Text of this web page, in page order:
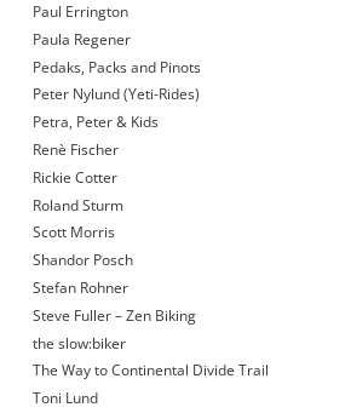
Paul Errington
Paula Regener
Pedaks, Packs and Pinots
Peter Nylund (Yeti-Rides)
Petra, Peter & Kids
Renè Fischer
Rickie Cotter
Roland Sturm
Scott Morris
Shandor Posch
Stefan Rohner
Steve Fuller – Zen Biking
the slow:biker
The Way to Continental Divide Trail
Toni Lund